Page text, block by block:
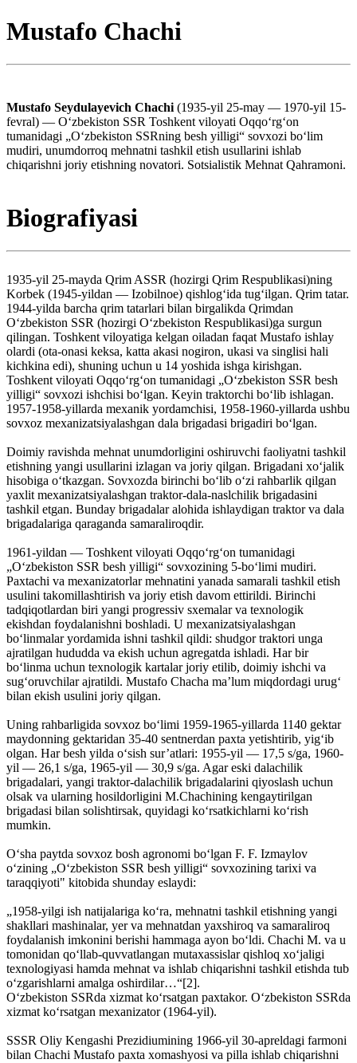
Mustafo Chachi
Mustafo Seydulayevich Chachi (1935-yil 25-may — 1970-yil 15-
fevral) — Oʻzbekiston SSR Toshkent viloyati Oqqoʻrgʻon
tumanidagi „Oʻzbekiston SSRning besh yilligi“ sovxozi boʻlim
mudiri, unumdorroq mehnatni tashkil etish usullarini ishlab
chiqarishni joriy etishning novatori. Sotsialistik Mehnat Qahramoni.
Biografiyasi
1935-yil 25-mayda Qrim ASSR (hozirgi Qrim Respublikasi)ning
Korbek (1945-yildan — Izobilnoe) qishlogʻida tugʻilgan. Qrim tatar.
1944-yilda barcha qrim tatarlari bilan birgalikda Qrimdan
Oʻzbekiston SSR (hozirgi Oʻzbekiston Respublikasi)ga surgun
qilingan. Toshkent viloyatiga kelgan oiladan faqat Mustafo ishlay
olardi (ota-onasi keksa, katta akasi nogiron, ukasi va singlisi hali
kichkina edi), shuning uchun u 14 yoshida ishga kirishgan.
Toshkent viloyati Oqqoʻrgʻon tumanidagi „Oʻzbekiston SSR besh
yilligi“ sovxozi ishchisi boʻlgan. Keyin traktorchi boʻlib ishlagan.
1957-1958-yillarda mexanik yordamchisi, 1958-1960-yillarda ushbu
sovxoz mexanizatsiyalashgan dala brigadasi brigadiri boʻlgan.
Doimiy ravishda mehnat unumdorligini oshiruvchi faoliyatni tashkil
etishning yangi usullarini izlagan va joriy qilgan. Brigadani xoʻjalik
hisobiga oʻtkazgan. Sovxozda birinchi boʻlib oʻzi rahbarlik qilgan
yaxlit mexanizatsiyalashgan traktor-dala-naslchilik brigadasini
tashkil etgan. Bunday brigadalar alohida ishlaydigan traktor va dala
brigadalariga qaraganda samaraliroqdir.
1961-yildan — Toshkent viloyati Oqqoʻrgʻon tumanidagi
„Oʻzbekiston SSR besh yilligi“ sovxozining 5-boʻlimi mudiri.
Paxtachi va mexanizatorlar mehnatini yanada samarali tashkil etish
usulini takomillashtirish va joriy etish davom ettirildi. Birinchi
tadqiqotlardan biri yangi progressiv sxemalar va texnologik
ekishdan foydalanishni boshladi. U mexanizatsiyalashgan
boʻlinmalar yordamida ishni tashkil qildi: shudgor traktori unga
ajratilgan hududda va ekish uchun agregatda ishladi. Har bir
boʻlinma uchun texnologik kartalar joriy etilib, doimiy ishchi va
sugʻoruvchilar ajratildi. Mustafo Chacha maʼlum miqdordagi urugʻ
bilan ekish usulini joriy qilgan.
Uning rahbarligida sovxoz boʻlimi 1959-1965-yillarda 1140 gektar
maydonning gektaridan 35-40 sentnerdan paxta yetishtirib, yigʻib
olgan. Har besh yilda oʻsish sur’atlari: 1955-yil — 17,5 s/ga, 1960-
yil — 26,1 s/ga, 1965-yil — 30,9 s/ga. Agar eski dalachilik
brigadalari, yangi traktor-dalachilik brigadalarini qiyoslash uchun
olsak va ularning hosildorligini M.Chachining kengaytirilgan
brigadasi bilan solishtirsak, quyidagi koʻrsatkichlarni koʻrish
mumkin.
Oʻsha paytda sovxoz bosh agronomi boʻlgan F. F. Izmaylov
oʻzining „Oʻzbekiston SSR besh yilligi“ sovxozining tarixi va
taraqqiyoti" kitobida shunday eslaydi:
„1958-yilgi ish natijalariga koʻra, mehnatni tashkil etishning yangi
shakllari mashinalar, yer va mehnatdan yaxshiroq va samaraliroq
foydalanish imkonini berishi hammaga ayon boʻldi. Chachi M. va u
tomonidan qoʻllab-quvvatlangan mutaxassislar qishloq xoʻjaligi
texnologiyasi hamda mehnat va ishlab chiqarishni tashkil etishda tub
oʻzgarishlarni amalga oshirdilar…“[2].
Oʻzbekiston SSRda xizmat koʻrsatgan paxtakor. Oʻzbekiston SSRda
xizmat koʻrsatgan mexanizator (1964-yil).
SSSR Oliy Kengashi Prezidiumining 1966-yil 30-apreldagi farmoni
bilan Chachi Mustafo paxta xomashyosi va pilla ishlab chiqarishni